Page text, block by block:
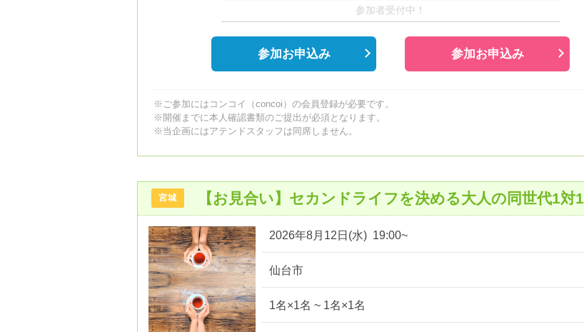
参加者受付中！
参加お申込み 参加お申込み
※ご参加にはコンコイ（concoi）の会員登録が必要です。
※開催までに本人確認書類のご提出が必須となります。
※当企画にはアテンドスタッフは同席しません。
宮城 【お見合い】セカンドライフを決める大人の同世代1対1
2026年8月12日(水) 19:00~
仙台市
1名×1名 ~ 1名×1名